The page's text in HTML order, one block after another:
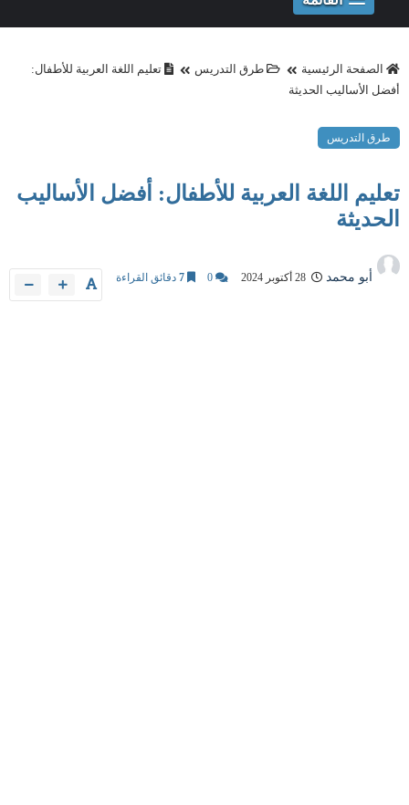
الصفحة الرئيسية طرق التدريس
تعليم اللغة العربية للأطفال:
أفضل الأساليب الحديثة
طرق التدريس
تعليم اللغة العربية للأطفال: أفضل الأساليب
الحديثة
أبو محمد 0
7 دقائق القراءة